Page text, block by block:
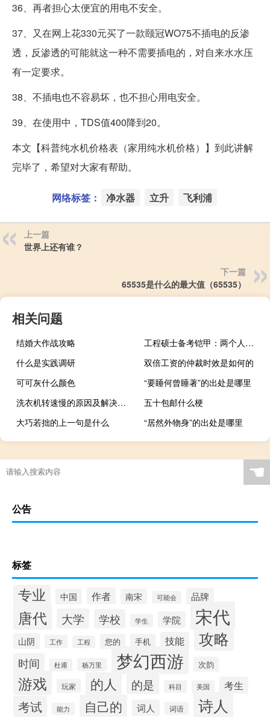
36、再者担心太便宜的用电不安全。
37、又在网上花330元买了一款颐冠WO75不插电的反渗
透，反渗透的可能就这一种不需要插电的，对自来水水压
有一定要求。
38、不插电也不容易坏，也不担心用电安全。
39、在使用中，TDS值400降到20。
本文【科普纯水机价格表（家用纯水机价格）】到此讲解
完毕了，希望对大家有帮助。
网络标签： 净水器 立升 飞利浦
上一篇
世界上还有谁？
下一篇
65535是什么的最大值（65535）
相关问题
结婚大作战攻略
工程硕士备考铠甲：两个人可以强大成一支队伍
什么是实践调研
双倍工资的仲裁时效是如何的
可可灰什么颜色
“要睡何曾睡著”的出处是哪里
洗衣机转速慢的原因及解决方法
五十包邮什么梗
大巧若拙的上一句是什么
“居然外物身”的出处是哪里
☚
公告
标签
专业 中国 作者 南宋 可能会 品牌
唐代 大学 学校 学生 学院 宋代
山阴 工作 工程 您的 手机 技能 攻略
时间 杜甫 杨万里 梦幻西游 次韵
游戏 玩家 的人 的是 科目 美国 考生
考试 能力 自己的 词人 词语 诗人